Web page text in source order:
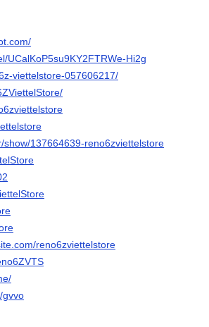
UCalKoP5su9KY2FTRWe-Hi2g
viettelstore-057606217/
137664639-reno6zviettelstore
reno6zviettelstore
gvvo